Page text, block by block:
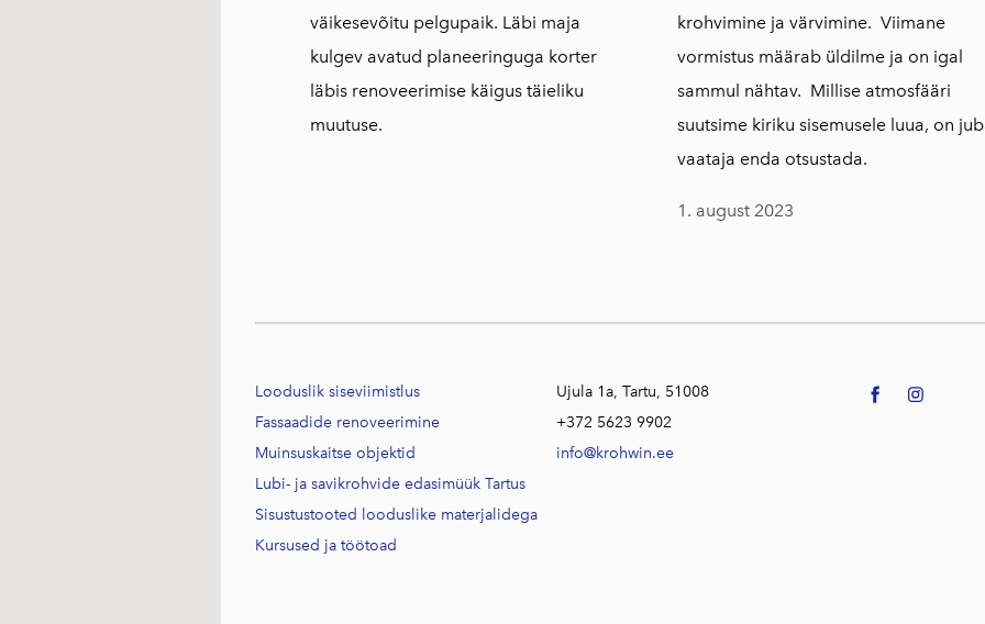
väikesevõitu pelgupaik. Läbi maja
kulgev avatud planeeringuga korter
läbis renoveerimise käigus täieliku
muutuse.
krohvimine ja värvimine. Viimane
vormistus määrab üldilme ja on igal
sammul nähtav. Millise atmosfääri
suutsime kiriku sisemusele luua, on
vaataja enda otsustada.
1. august 2023
Looduslik siseviimistlus
Fassaadide renoveerimine
Muinsuskaitse objektid
Lubi- ja savikrohvide edasimüük Tartus
Sisustustooted looduslike materjalidega
Kursused ja töötoad
Ujula 1a, Tartu, 51008
+372 5623 9902
info@krohwin.ee